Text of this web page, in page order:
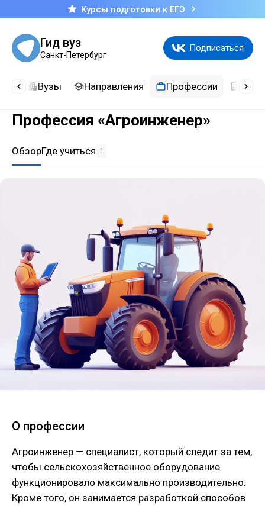
Курсы подготовки к ЕГЭ
Гид вуз
Санкт-Петербург
Подписаться
Вузы Направления Профессии
Профессия «Агроинженер»
ОбзорГде учиться 1
О профессии
Агроинженер — специалист, который следит за тем,
чтобы сельскохозяйственное оборудование
функционировало максимально производительно.
Кроме того, он занимается разработкой способов